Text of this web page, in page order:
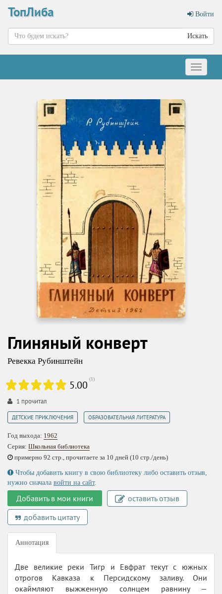
ТопЛиба Войти
Искать
Меню
Глиняный конверт
Ревекка Рубинштейн
5.00 (1)
1 прочитал
ДЕТСКИЕ ПРИКЛЮЧЕНИЯ ОБРАЗОВАТЕЛЬНАЯ ЛИТЕРАТУРА
Год выхода: 1962
Серия: Школьная библиотека
примерно 92 стр., прочитаете за 10 дней (10 стр./день)
Чтобы добавить книгу в свою библиотеку либо оставить отзыв,
нужно сначала войти на сайт.
Добавить в мои книги
оставить отзыв
добавить цитату
Аннотация
Две великие реки Тигр и Евфрат текут с южных
отрогов Кавказа к Персидскому заливу. Они
окаймляют выжженную солнцем равнину —